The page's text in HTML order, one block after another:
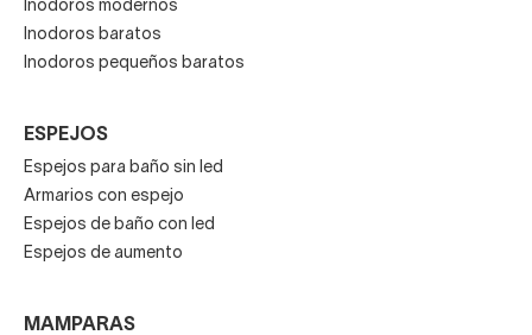
Inodoros modernos
Inodoros baratos
Inodoros pequeños baratos
ESPEJOS
Espejos para baño sin led
Armarios con espejo
Espejos de baño con led
Espejos de aumento
MAMPARAS